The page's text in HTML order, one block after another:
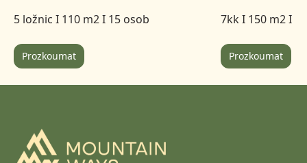
5 ložnic I 110 m2 I 15 osob
Prozkoumat
7kk I 150 m2 I
Prozkoumat